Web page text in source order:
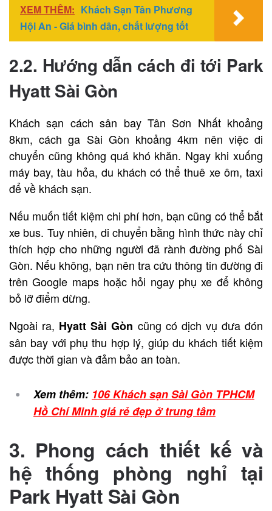
XEM THÊM: Khách Sạn Tân Phương
Hội An - Giá bình dân, chất lượng tốt
2.2. Hướng dẫn cách đi tới Park
Hyatt Sài Gòn
Khách sạn cách sân bay Tân Sơn Nhất khoảng
8km, cách ga Sài Gòn khoảng 4km nên việc di
chuyển cũng không quá khó khăn. Ngay khi xuống
máy bay, tàu hỏa, du khách có thể thuê xe ôm, taxi
để về khách sạn.
Nếu muốn tiết kiệm chi phí hơn, bạn cũng có thể bắt
xe bus. Tuy nhiên, di chuyển bằng hình thức này chỉ
thích hợp cho những người đã rành đường phố Sài
Gòn. Nếu không, bạn nên tra cứu thông tin đường đi
trên Google maps hoặc hỏi ngay phụ xe để không
bỏ lỡ điểm dừng.
Ngoài ra, Hyatt Sài Gòn cũng có dịch vụ đưa đón
sân bay với phụ thu hợp lý, giúp du khách tiết kiệm
được thời gian và đảm bảo an toàn.
Xem thêm: 106 Khách sạn Sài Gòn TPHCM
Hồ Chí Minh giá rẻ đẹp ở trung tâm
3. Phong cách thiết kế và
hệ thống phòng nghỉ tại
Park Hyatt Sài Gòn